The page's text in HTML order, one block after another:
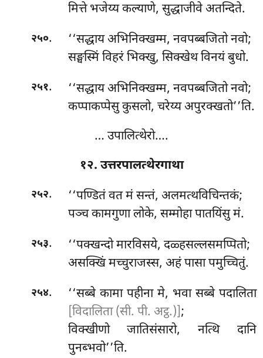
मित्ते भजेय्य कल्याणे, सुद्धाजीवे अतन्दिते.
२५०.
‘‘सद्धाय अभिनिक्खम्म, नवपब्बजितो नवो;
सङ्घस्मिं विहरं भिक्खु, सिक्खेथ विनयं बुधो.
२५१.
‘‘सद्धाय अभिनिक्खम्म, नवपब्बजितो नवो;
कप्पाकप्पेसु कुसलो, चरेय्य अपुरक्खतो’’ति.
… उपालित्थेरो….
१२. उत्तरपालत्थेरगाथा
२५२. ‘‘पण्डितंवत मं सन्तं, अलमत्थविचिन्तकं;
पञ्च कामगुणा लोके, सम्मोहा पातयिंसु मं.
२५३.
‘‘पक्खन्दो मारविसये, दळ्हसल्लसमप्पितो;
असक्खिं मच्चुराजस्स, अहं पासा पमुच्चितुं.
२५४. ‘‘सब्बे कामा पहीना मे, भवा सब्बे पदालिता
[विदालिता (सी. पी. अट्ठ.)];
विक्खीणो जातिसंसारो, नत्थि दानि
पुनब्भवो’’ति.